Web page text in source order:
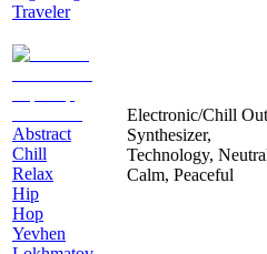
Traveler
Abstract
Chill
Relax
Hip
Hop
Yevhen
Electronic/Chill
Synthesizer,
Technology,
Calm, Peaceful